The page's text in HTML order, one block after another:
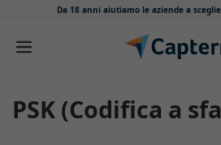
Da 18 anni aiutiamo le aziende a
Salta e vai al contenuto
PSK (Codifica a